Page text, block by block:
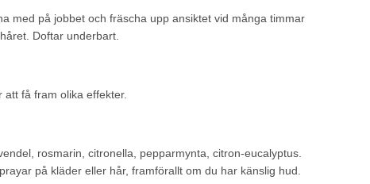
med på jobbet och fräscha upp ansiktet vid många timmar
Doftar underbart.
få fram olika effekter.
rosmarin, citronella, pepparmynta, citron-eucalyptus.
på kläder eller hår, framförallt om du har känslig hud.